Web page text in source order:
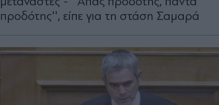
προδότης'', είπε για τη στάση Σαμαρά